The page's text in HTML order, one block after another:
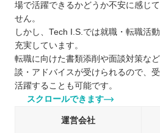
中国
四国
九州 / 沖縄
場で活躍できるかどうか不安に感じ
せん。
しかし、Tech I.S.では就職・転職活
充実しています。
転職に向けた書類添削や面談対策な
談・アドバイスが受けられるので、
活躍することも可能です。
スクロールできます
運営会社